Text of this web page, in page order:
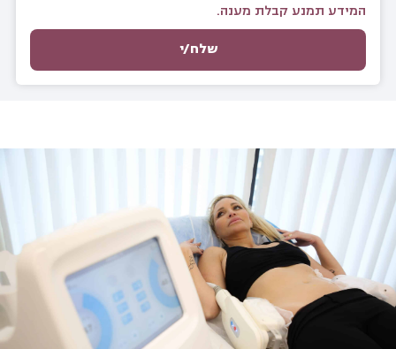
המידע תמנע קבלת מענה.
שלח/י